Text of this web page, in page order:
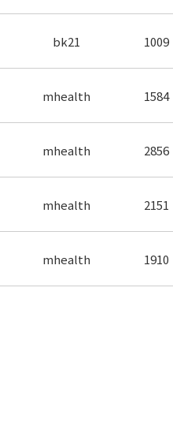
bk21 1009
mhealth 1584
mhealth 2856
mhealth 2151
mhealth 1910